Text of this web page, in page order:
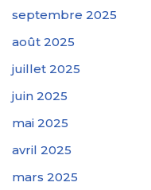
septembre 2025
août 2025
juillet 2025
juin 2025
mai 2025
avril 2025
mars 2025